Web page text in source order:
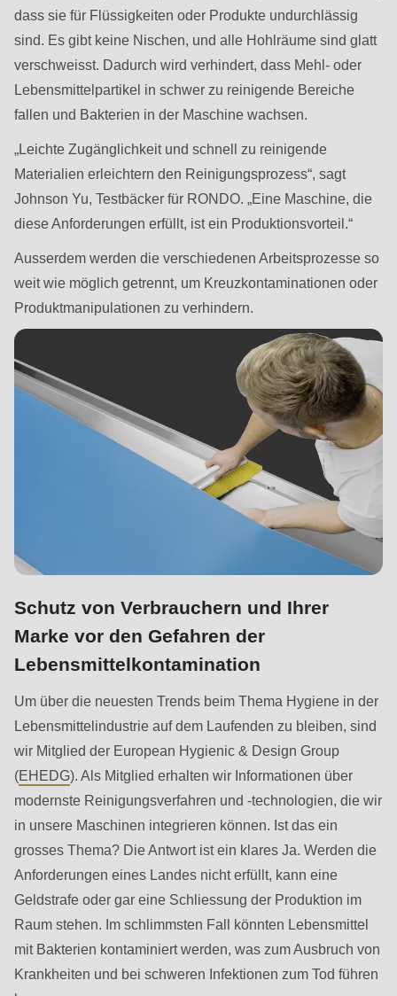
deprecated
Drupal\rondo_contact\ContactService-
>Drupal\rondo_contact\
()
(line
597
of
modules/custom/rondo_contact/src/ContactService.php
Deprecated
function:
Passing
null
string
is
deprecated
>Drupal\rondo_contact\
{closure}
()
(line
592
of
modules/custom/rondo_contact/src/ContactService.php
Deprecated
function:
mb_substr():
Passing
dass sie für Flüssigkeiten oder Produkte undurchlässig
sind. Es gibt keine Nischen, und alle Hohlräume sind glatt
verschweisst. Dadurch wird verhindert, dass Mehl- oder
Lebensmittelpartikel in schwer zu reinigende Bereiche
fallen und Bakterien in der Maschine wachsen.
„Leichte Zugänglichkeit und schnell zu reinigende
Materialien erleichtern den Reinigungsprozess“, sagt
Johnson Yu, Testbäcker für RONDO. „Eine Maschine, die
diese Anforderungen erfüllt, ist ein Produktionsvorteil.“
Ausserdem werden die verschiedenen Arbeitsprozesse so
weit wie möglich getrennt, um Kreuzkontaminationen oder
Produktmanipulationen zu verhindern.
Schutz von Verbrauchern und Ihrer
Marke vor den Gefahren der
Lebensmittelkontamination
Um über die neuesten Trends beim Thema Hygiene in der
Lebensmittelindustrie auf dem Laufenden zu bleiben, sind
wir Mitglied der European Hygienic & Design Group
(EHEDG). Als Mitglied erhalten wir Informationen über
modernste Reinigungsverfahren und -technologien, die wir
in unsere Maschinen integrieren können. Ist das ein
grosses Thema? Die Antwort ist ein klares Ja. Werden die
Anforderungen eines Landes nicht erfüllt, kann eine
Geldstrafe oder gar eine Schliessung der Produktion im
Raum stehen. Im schlimmsten Fall könnten Lebensmittel
mit Bakterien kontaminiert werden, was zum Ausbruch von
Krankheiten und bei schweren Infektionen zum Tod führen